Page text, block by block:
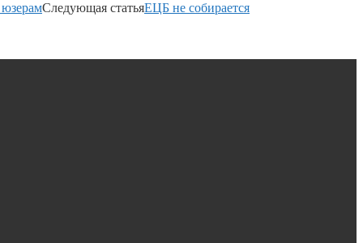
Следующая статьяЕЦБ не собирается